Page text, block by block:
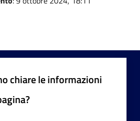
chiare le informazioni